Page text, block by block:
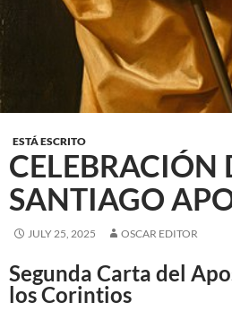
ESTÁ ESCRITO
CELEBRACIÓN
SANTIAGO
JULY 25, 2025 OSCAR EDITOR
Segunda Carta del
los Corintios